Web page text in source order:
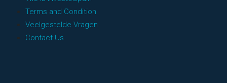
Terms and Condition
Veelgestelde Vragen
Contact Us